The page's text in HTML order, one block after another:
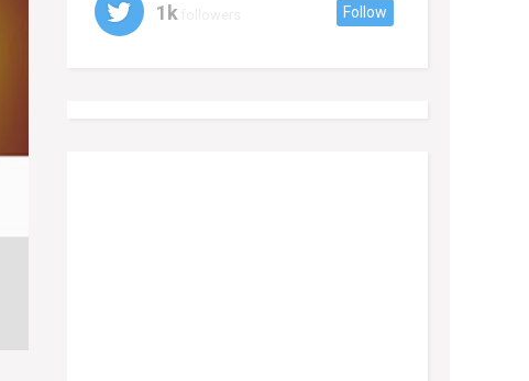
1k Follow